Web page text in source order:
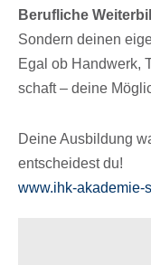
Beruf­li­che
Sondern deinen
Egal ob Hand­werk,
schaft – deine
Deine Ausbil­dung
entschei­dest du!
www​.ihk​-akade​mie​-